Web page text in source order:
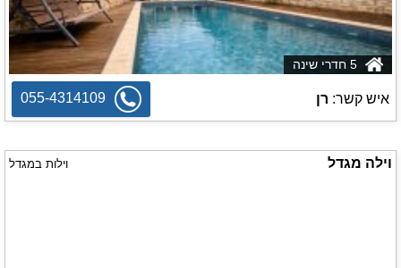
איש קשר: רן 055-4314109
וילה מגדל וילות במגדל